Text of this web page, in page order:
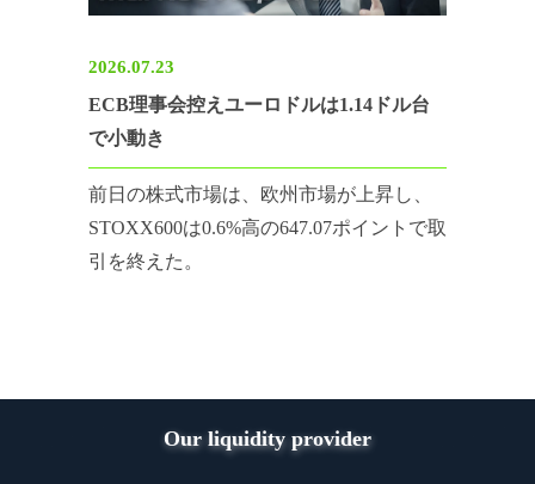
2026.07.23
ECB理事会控えユーロドルは1.14ドル台
で小動き
前日の株式市場は、欧州市場が上昇し、
STOXX600は0.6%高の647.07ポイントで取
引を終えた。
Our liquidity provider